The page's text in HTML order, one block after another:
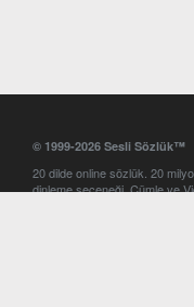
© 1999-2026 Sesli Sözlük™
20 dilde online sözlük. 20
dinleme seçeneği. Cümle ve